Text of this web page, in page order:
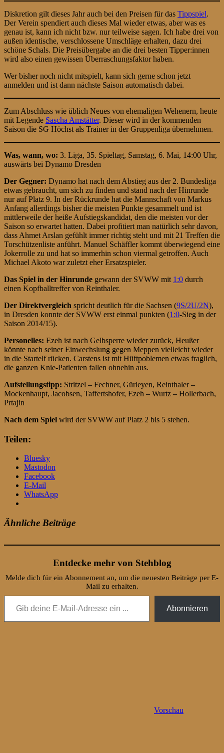
Diskretion gilt dieses Jahr auch bei den Preisen für das Tippspiel.
Der Verein spendiert auch dieses Mal wieder etwas, aber was es
genau ist, kann ich nicht bzw. nur teilweise sagen. Ich habe drei von
außen identische, verschlossene Umschläge erhalten, dazu drei
schöne Schals. Die Preisübergabe an die drei besten Tipper:innen
wird also einen gewissen Überraschungsfaktor haben.
Wer bisher noch nicht mitspielt, kann sich gerne schon jetzt
anmelden und ist dann nächste Saison automatisch dabei.
Zum Abschluss wie üblich Neues von ehemaligen Wehenern, heute
mit Legende Sascha Amstätter. Dieser wird in der kommenden
Saison die SG Höchst als Trainer in der Gruppenliga übernehmen.
Was, wann, wo: 3. Liga, 35. Spieltag, Samstag, 6. Mai, 14:00 Uhr,
auswärts bei Dynamo Dresden
Der Gegner: Dynamo hat nach dem Abstieg aus der 2. Bundesliga
etwas gebraucht, um sich zu finden und stand nach der Hinrunde
nur auf Platz 9. In der Rückrunde hat die Mannschaft von Markus
Anfang allerdings bisher die meisten Punkte gesammelt und ist
mittlerweile der heiße Aufstiegskandidat, den die meisten vor der
Saison so erwartet hatten. Dabei profitiert man natürlich sehr davon,
dass Ahmet Arslan gefühlt immer richtig steht und mit 21 Treffen die
Torschützenliste anführt. Manuel Schäffler kommt überwiegend eine
Jokerrolle zu und hat so immerhin schon viermal getroffen. Auch
Michael Akoto war zuletzt eher Ersatzspieler.
Das Spiel in der Hinrunde gewann der SVWW mit 1:0 durch
einen Kopfballtreffer von Reinthaler.
Der Direktvergleich spricht deutlich für die Sachsen (9S/2U/2N),
in Dresden konnte der SVWW erst einmal punkten (1:0-Sieg in der
Saison 2014/15).
Personelles: Ezeh ist nach Gelbsperre wieder zurück, Heußer
könnte nach seiner Einwechslung gegen Meppen vielleicht wieder
in die Startelf rücken. Carstens ist mit Hüftpoblemen etwas fraglich,
die ganzen Knie-Patienten fallen ohnehin aus.
Aufstellungstipp: Stritzel – Fechner, Gürleyen, Reinthaler –
Mockenhaupt, Jacobsen, Taffertshofer, Ezeh – Wurtz – Hollerbach,
Prtajin
Nach dem Spiel wird der SVWW auf Platz 2 bis 5 stehen.
Teilen:
Bluesky
Mastodon
Facebook
E-Mail
WhatsApp
Ähnliche Beiträge
Entdecke mehr von Stehblog
Melde dich für ein Abonnement an, um die neuesten Beiträge per E-
Mail zu erhalten.
Gib deine E-Mail-Adresse ein ...
Abonnieren
Vorschau